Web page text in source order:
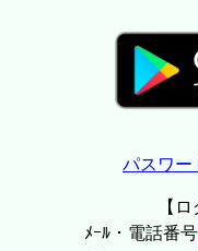
パスワー
【
ﾒｰﾙ・電話番号